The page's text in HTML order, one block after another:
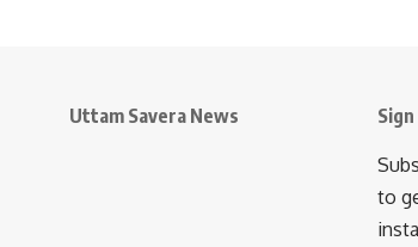
Uttam Savera News
to